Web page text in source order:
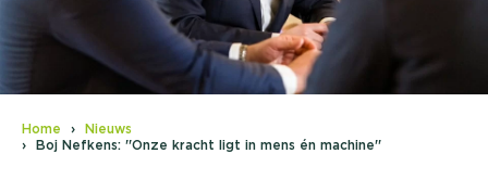
Home
Nieuws
Boj Nefkens: ''Onze kracht ligt in mens én machine''